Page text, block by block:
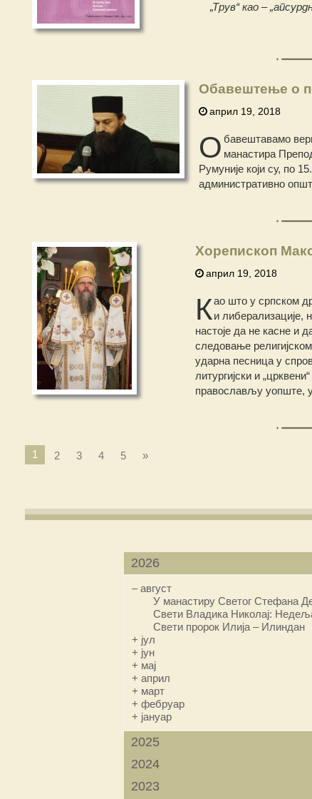
„Трув“ као –
Обавештење о
април 19, 2018
О бавештавамо
манастира
Румуније који су, по
административно
Хорепископ
април 19, 2018
Као што у српском
и либерализације,
настоје да не касне и
следовање
ударна песница у
литургијски и
православљу уопште,
1 2 3 4 5 »
2026
–август
У манастиру Светог Стефана
Свети Владика Николај:
Свети пророк Илија – Илиндан
+ јул
+ јун
+ мај
+ април
+ март
+ фебруар
+ јануар
2025
2024
2023